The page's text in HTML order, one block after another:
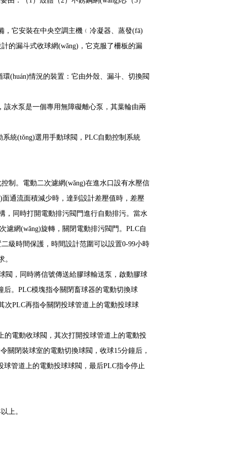
它安裝在中央空調主機﹙冷凝器、蒸發(fā)
的漏斗式收球網(wǎng)，它克服了柵板的漏
情況的裝置：它由外殼、漏斗、切換閥
水泵是一個專用無障礙離心泵，其葉輪由兩
統(tǒng)選用手動球閥，PLC自動控制系統
制。電動二次濾網(wǎng)在進水口設有水壓信
通流面積減少時，達到設計差壓值時，差壓
，同時打開電動排污閥門進行自動排污。當水
濾網(wǎng)旋轉，關閉電動排污閥門。PLC自
級時間保護，時間設計范圍可以設置0-99小時
。
，同時將信號傳送給膠球輸送泵，啟動膠球
。PLC模塊指令關閉畜球器的電動切換球
次PLC再指令關閉投球管道上的電動投球球
電動收球閥，其次打開投球管道上的電動投
關閉裝球室的電動切換球閥，收球15分鐘后，
管道上的電動投球球閥，最后PLC指令停止
上。